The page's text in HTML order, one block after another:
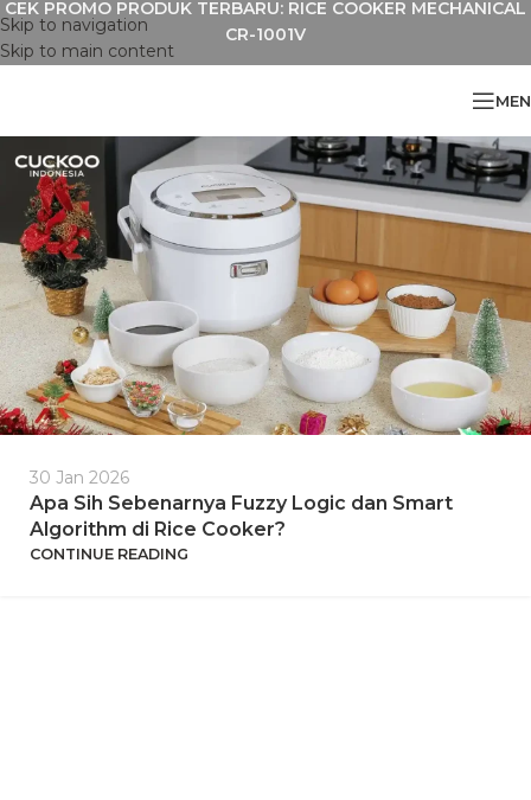
Skip to navigation
Skip to main content
CEK PROMO PRODUK TERBARU: RICE COOKER MECHANICAL
CR-1001V
30 Jan 2026
Apa Sih Sebenarnya Fuzzy Logic dan Smart
Algorithm di Rice Cooker?
CONTINUE READING